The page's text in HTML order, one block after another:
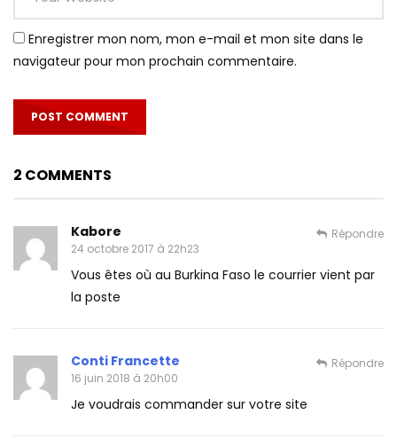
Enregistrer mon nom, mon e-mail et mon site dans le
navigateur pour mon prochain commentaire.
2 COMMENTS
Kabore
24 octobre 2017 à 22h23
Vous êtes où au Burkina Faso le courrier vient par
la poste
Répondre
Conti Francette
16 juin 2018 à 20h00
Je voudrais commander sur votre site
Répondre